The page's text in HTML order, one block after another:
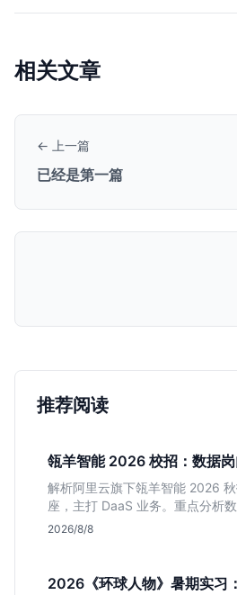
相关文章
← 上一篇
已经是第一篇
推荐阅读
瓴羊智能 2026 校招：数据
解析阿里云旗下瓴羊智能 2026
座，主打 DaaS 业务。重点分析
岗的硬性要求，评估 B 端数据路
2026/8/8
2026《环球人物》暑期实习